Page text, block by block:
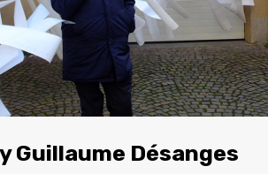
Guillaume Désanges